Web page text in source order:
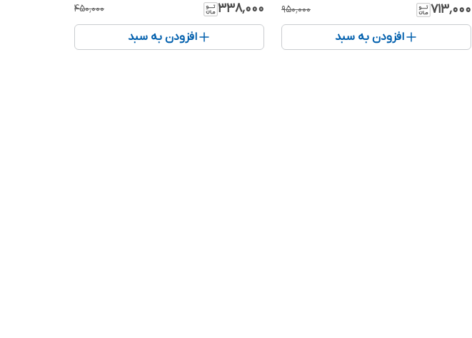
۷۱۳٬۰۰۰ ۹۵۰٬۰۰۰
افزودن به سبد
۳۳۸٬۰۰۰ ۴۵۰٬۰۰۰
افزودن به سبد